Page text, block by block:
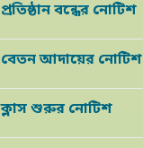
প্রতিষ্ঠান বন্ধের নোটিশ
বেতন আদায়ের নোটিশ
ক্লাস শুরুর নোটিশ